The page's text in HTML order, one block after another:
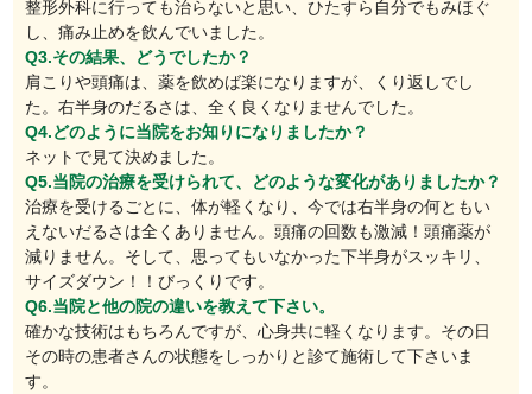
整形外科に行っても治らないと思い、ひたすら自分でもみほぐ
し、痛み止めを飲んでいました。
Q3.その結果、どうでしたか？
肩こりや頭痛は、薬を飲めば楽になりますが、くり返しでし
た。右半身のだるさは、全く良くなりませんでした。
Q4.どのように当院をお知りになりましたか？
ネットで見て決めました。
Q5.当院の治療を受けられて、どのような変化がありましたか？
治療を受けるごとに、体が軽くなり、今では右半身の何ともい
えないだるさは全くありません。頭痛の回数も激減！頭痛薬が
減りません。そして、思ってもいなかった下半身がスッキリ、
サイズダウン！！びっくりです。
Q6.当院と他の院の違いを教えて下さい。
確かな技術はもちろんですが、心身共に軽くなります。その日
その時の患者さんの状態をしっかりと診て施術して下さいま
す。